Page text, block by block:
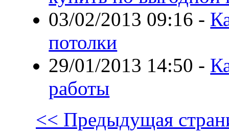
03/02/2013 09:16 -
потолки
29/01/2013 14:50 -
работы
<< Предыдущая